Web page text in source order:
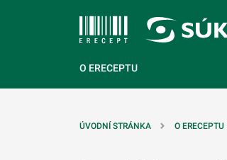
O ERECEPTU
ÚVODNÍ STRÁNKA O ERECEPTU